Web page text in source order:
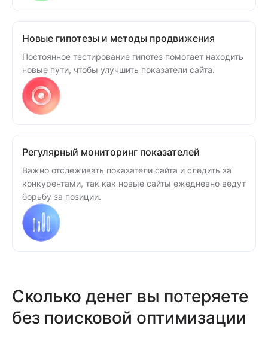
Новые гипотезы и методы продвижения
Постоянное тестирование гипотез помогает находить
новые пути, чтобы улучшить показатели сайта.
Регулярный мониторинг показателей
Важно отслеживать показатели сайта и следить за
конкурентами, так как новые сайты ежедневно ведут
борьбу за позиции.
Сколько денег вы потеряете
без поисковой оптимизации